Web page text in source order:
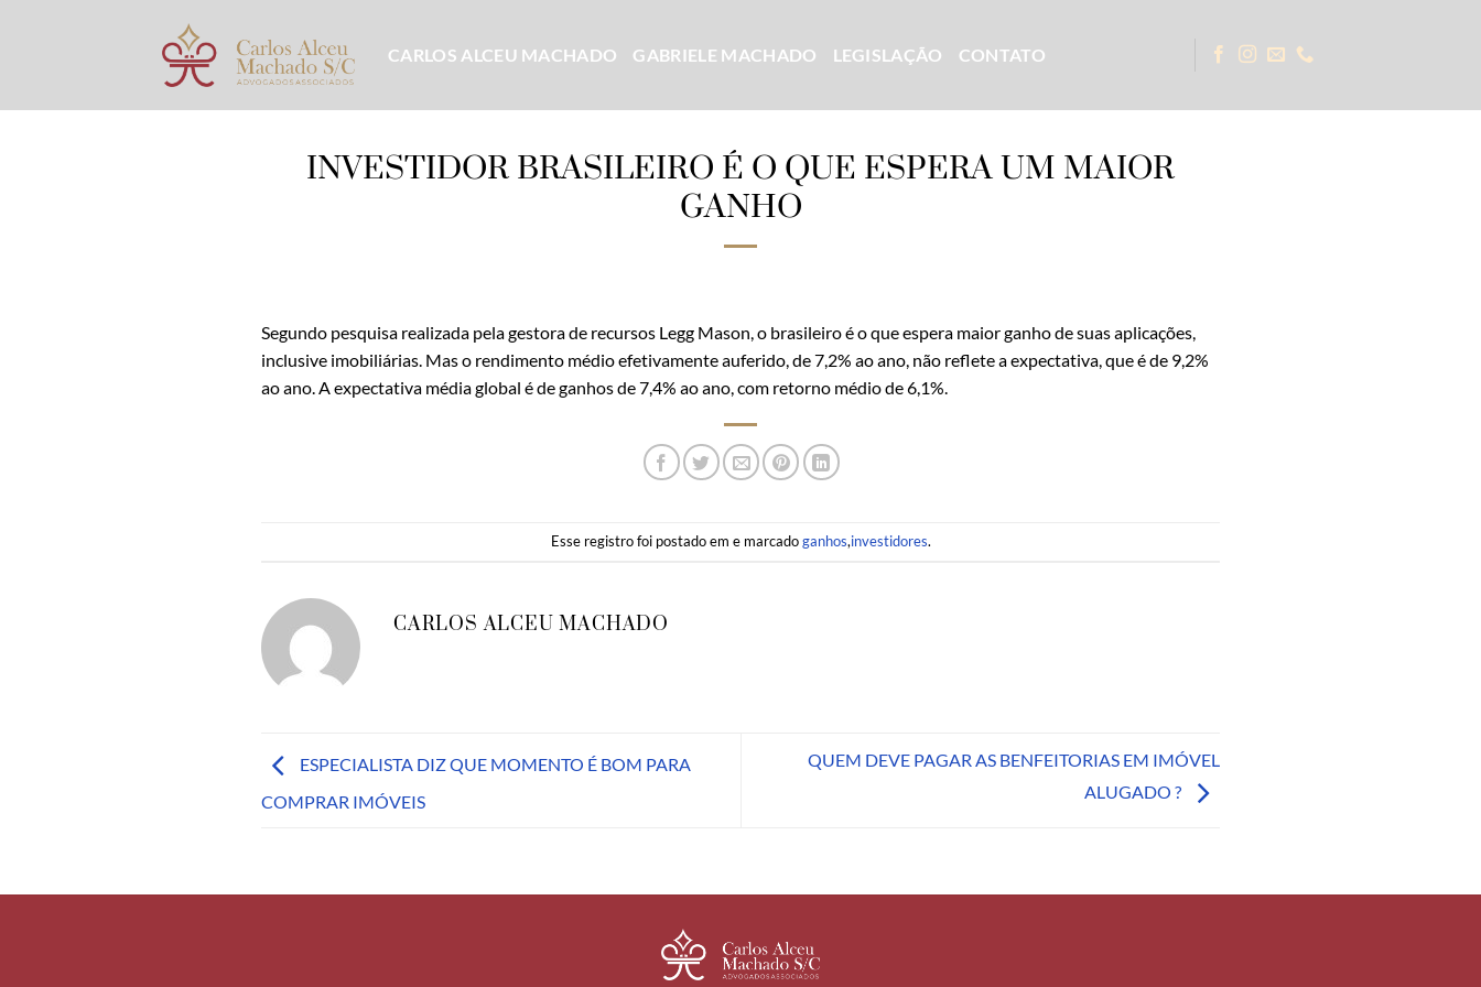
CARLOS ALCEU MACHADO GABRIELE MACHADO LEGISLAÇÃO CONTATO
INVESTIDOR BRASILEIRO É O QUE ESPERA UM MAIOR
GANHO
Segundo pesquisa realizada pela gestora de recursos Legg Mason, o brasileiro é o que espera maior ganho de suas aplicações,
inclusive imobiliárias. Mas o rendimento médio efetivamente auferido, de 7,2% ao ano, não reflete a expectativa, que é de 9,2%
ao ano. A expectativa média global é de ganhos de 7,4% ao ano, com retorno médio de 6,1%.
Esse registro foi postado em e marcadoganhos,investidores.
CARLOS ALCEU MACHADO
ESPECIALISTA DIZ QUE MOMENTO É BOM PARA
COMPRAR IMÓVEIS
QUEM DEVE PAGAR AS BENFEITORIAS EM IMÓVEL
ALUGADO ?